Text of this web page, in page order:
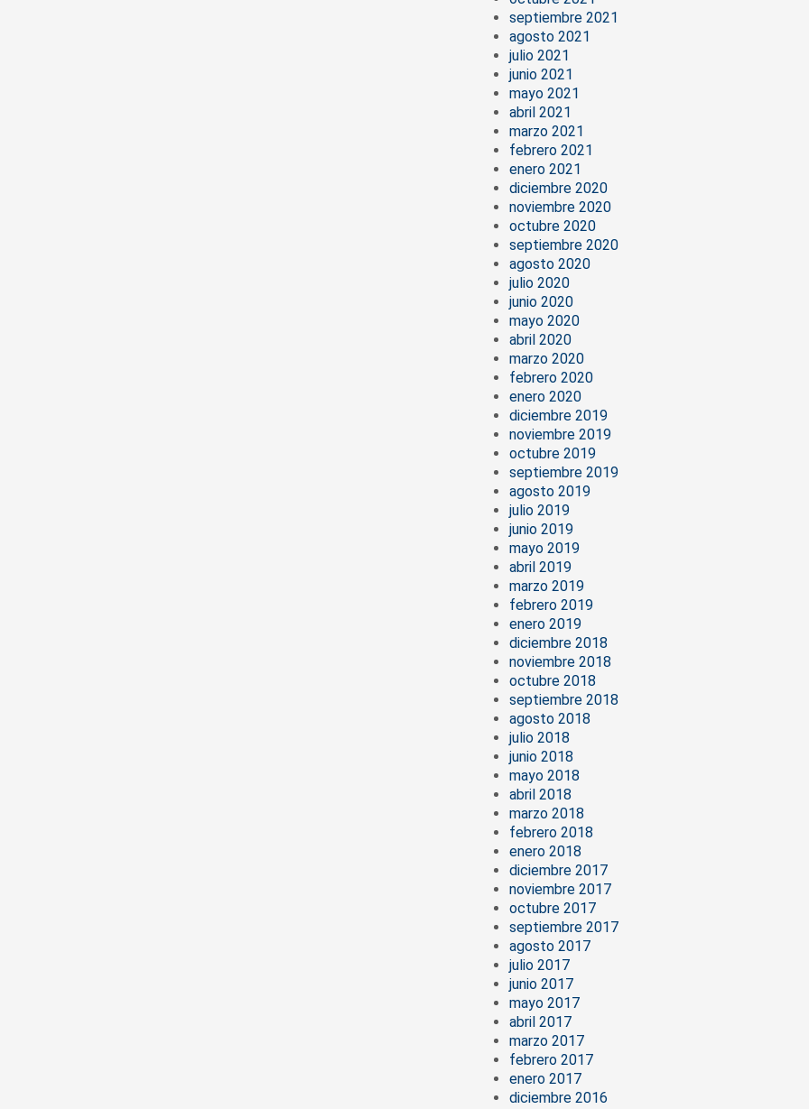
septiembre 2021
agosto 2021
julio 2021
junio 2021
mayo 2021
abril 2021
marzo 2021
febrero 2021
enero 2021
diciembre 2020
noviembre 2020
octubre 2020
septiembre 2020
agosto 2020
julio 2020
junio 2020
mayo 2020
abril 2020
marzo 2020
febrero 2020
enero 2020
diciembre 2019
noviembre 2019
octubre 2019
septiembre 2019
agosto 2019
julio 2019
junio 2019
mayo 2019
abril 2019
marzo 2019
febrero 2019
enero 2019
diciembre 2018
noviembre 2018
octubre 2018
septiembre 2018
agosto 2018
julio 2018
junio 2018
mayo 2018
abril 2018
marzo 2018
febrero 2018
enero 2018
diciembre 2017
noviembre 2017
octubre 2017
septiembre 2017
agosto 2017
julio 2017
junio 2017
mayo 2017
abril 2017
marzo 2017
febrero 2017
enero 2017
diciembre 2016